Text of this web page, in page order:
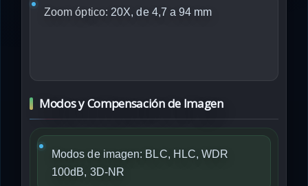
Zoom óptico: 20X, de 4,7 a 94 mm
Modos y Compensación de Imagen
Modos de imagen: BLC, HLC, WDR
100dB, 3D-NR